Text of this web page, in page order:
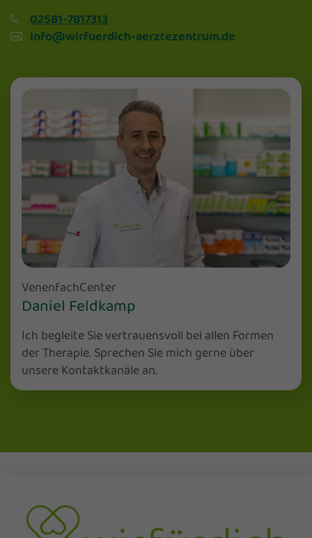
02581-7817313
Info@wirfuerdich-aerztezentrum.de
VenenfachCenter
Daniel Feldkamp
Ich begleite Sie vertrauensvoll bei allen Formen
der Therapie. Sprechen Sie mich gerne über
unsere Kontaktkanäle an.